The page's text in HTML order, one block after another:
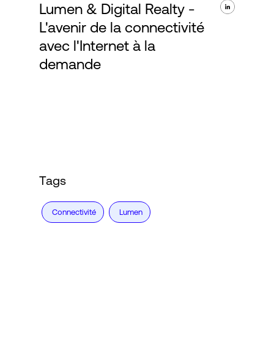
A propos de nous
Lumen & Digital Realty -
L'avenir de la connectivité
avec l'Internet à la
demande
Tags
Connectivité Lumen